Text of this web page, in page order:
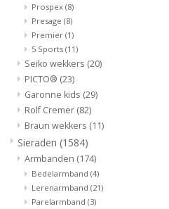
Overige
Merken
Cadeaukaarten
Prospex (8)
Presage (8)
Premier (1)
5 Sports (11)
Seiko wekkers (20)
PICTO® (23)
Garonne kids (29)
Rolf Cremer (82)
Braun wekkers (11)
Sieraden (1584)
Armbanden (174)
Bedelarmband (4)
Lerenarmband (21)
Parelarmband (3)